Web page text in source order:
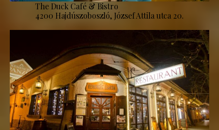
The Duck Café & Bistro
4200 Hajdúszoboszló, József Attila utca 20.